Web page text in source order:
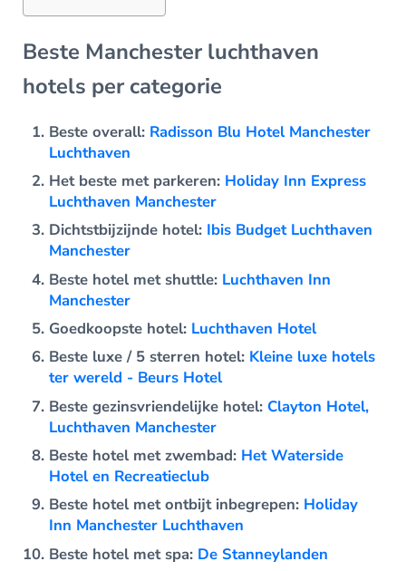
Beste Manchester luchthaven
hotels per categorie
Beste overall: Radisson Blu Hotel Manchester
Luchthaven
Het beste met parkeren: Holiday Inn Express
Luchthaven Manchester
Dichtstbijzijnde hotel: Ibis Budget Luchthaven
Manchester
Beste hotel met shuttle: Luchthaven Inn
Manchester
Goedkoopste hotel: Luchthaven Hotel
Beste luxe / 5 sterren hotel: Kleine luxe hotels
ter wereld - Beurs Hotel
Beste gezinsvriendelijke hotel: Clayton Hotel,
Luchthaven Manchester
Beste hotel met zwembad: Het Waterside
Hotel en Recreatieclub
Beste hotel met ontbijt inbegrepen: Holiday
Inn Manchester Luchthaven
Beste hotel met spa: De Stanneylanden